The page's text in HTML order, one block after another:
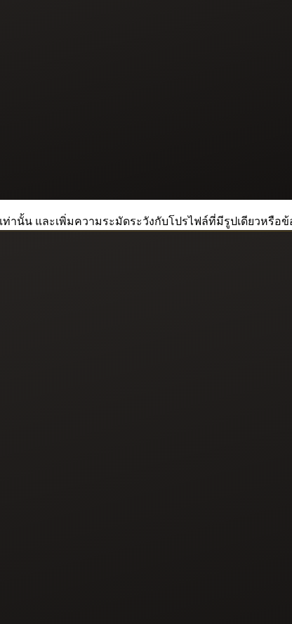
านั้น และเพิ่มความระมัดระวังกับโปรไฟล์ที่มีรูปเดียวหรือข้